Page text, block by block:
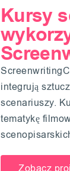
Kursy
integrują
scenariuszy.
tematykę